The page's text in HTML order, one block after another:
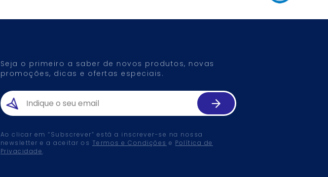
Seja o primeiro a saber de novos produtos, novas
promoções, dicas e ofertas especiais.
Ao clicar em “Subscrever” está a inscrever-se na nossa
newsletter e a aceitar os Termos e Condições e Política de
Privacidade.